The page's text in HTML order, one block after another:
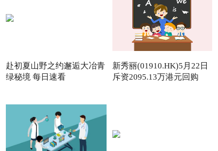
赴初夏山野之约邂逅大冶青
绿秘境 每日速看
新秀丽(01910.HK)5月22日
斥资2095.13万港元回购